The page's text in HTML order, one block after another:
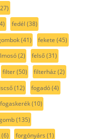
fedél (38)
(41) fekete (45)
(2) felső(31)
filter(50) filterház (2)
(12) fogadó(4)
fogaskerék(10)
(135)
(6) forgónyárs (1)